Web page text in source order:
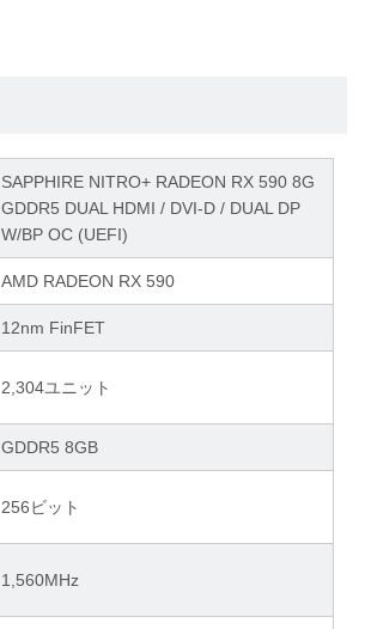
SAPPHIRE NITRO+ RADEON RX 590 8G
GDDR5 DUAL HDMI / DVI-D / DUAL DP
W/BP OC (UEFI)
AMD RADEON RX 590
12nm FinFET
2,304ユニット
GDDR5 8GB
256ビット
1,560MHz